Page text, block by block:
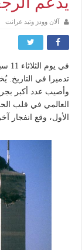
آلان وودز وتيد غرانت
تدميرا في
وأصيب عدد أكبر
الأول، وقع انفجار